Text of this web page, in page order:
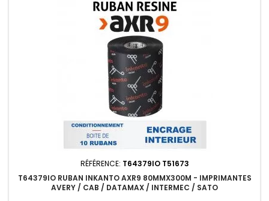
RÉFÉRENCE: T64379IO T51673
T64379IO RUBAN INKANTO AXR9 80MMX300M - IMPRIMANTES
AVERY / CAB / DATAMAX / INTERMEC / SATO